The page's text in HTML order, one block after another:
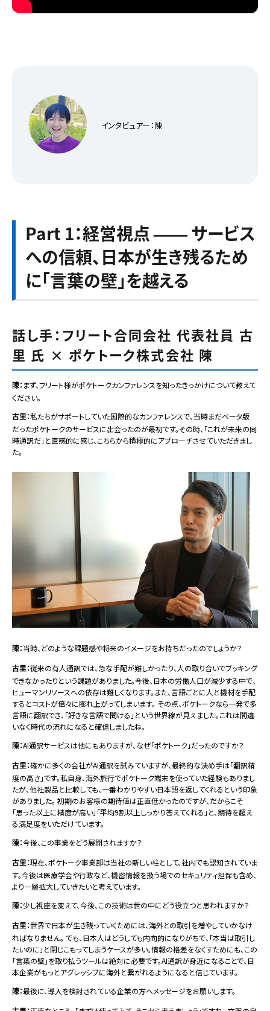
インタビュアー：陳
Part 1：経営視点 —— サービス
への信頼、日本が生き残るため
に「言葉の壁」を越える
話し手：フリート合同会社 代表社員 古
里 氏 × ポケトーク株式会社 陳
陳： まず、フリート様がポケトークカンファレンスを知ったきっかけについて教えて
ください。
古里：私たちがサポートしていた国際的なカンファレンスで、当時まだベータ版
だったポケトークのサービスに出会ったのが最初です。その時、「これが未来の同
時通訳だ」と直感的に感じ、こちらから積極的にアプローチさせていただきまし
た。
陳：当時、どのような課題感や将来のイメージをお持ちだったのでしょうか？
古里：従来の有人通訳では、急な手配が難しかったり、人の取り合いでブッキング
できなかったりという課題がありました。今後、日本の労働人口が減少する中で、
ヒューマンリソースへの依存は難しくなります。また、言語ごとに人と機材を手配
するとコストが倍々に膨れ上がってしまいます。 その点、ポケトークなら一発で多
言語に翻訳でき、「好きな言語で聞ける」という世界線が見えました。これは間違
いなく時代の流れになると確信しましたね。
陳：AI通訳サービスは他にもありますが、なぜ「ポケトーク」だったのですか？
古里：確かに多くの会社がAI通訳を試みていますが、最終的な決め手は「翻訳精
度の高さ」です。私自身、海外旅行でポケトーク端末を使っていた経験もありまし
たが、他社製品と比較しても、一番わかりやすい日本語を返してくれるという印象
がありました。 初期のお客様の期待値は正直低かったのですが、だからこそ
「思った以上に精度が高い」「平均9割以上しっかり答えてくれる」と、期待を超え
る満足度をいただけています。
陳：今後、この事業をどう展開されますか？
古里：現在、ポケトーク事業部は当社の新しい柱として、社内でも認知されていま
す。今後は医療学会や行政など、機密情報を扱う場でのセキュリティ担保も含め、
より一層拡大していきたいと考えています。
陳：少し視座を変えて、今後、この技術は世の中にどう役立つと思われますか？
古里：世界で日本が生き残っていくためには、海外との取引を増やしていかなけ
ればなりません。 でも、日本人はどうしても内向的になりがちで、「本当は取引し
たいのに」と閉じこもってしまうケースが多い。情報の格差をなくすためにも、この
「言葉の壁」を取り払うツールは絶対に必要です。AI通訳が身近になることで、日
本企業がもっとアグレッシブに海外と繋がれるようになると信じています。
陳：最後に、導入を検討されている企業の方へメッセージをお願いします。